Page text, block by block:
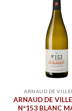
ARNAUD DE
ARNAUD DE
N°153 BLANC